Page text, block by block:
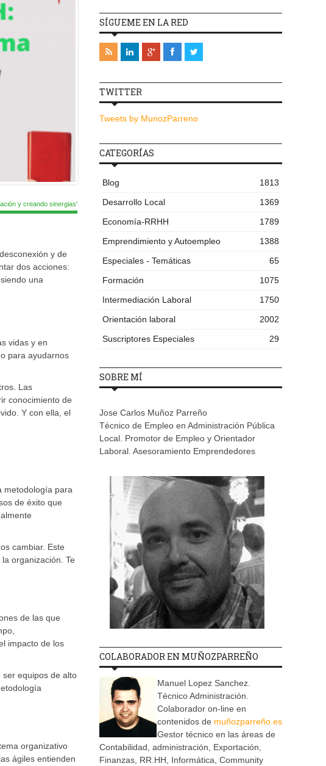
y creando sinergias'
y de
dos acciones:
una
vidas y en
para ayudarnos
Las
conocimiento de
Y con ella, el
metodología para
de éxito que
cambiar. Este
organización. Te
de las que
impacto de los
ser equipos de alto
organizativo
ágiles entienden
SÍGUEME EN LA RED
TWITTER
Tweets by MunozParreno
CATEGORÍAS
Blog
1813
Desarrollo Local
1369
Economía-RRHH
1789
Emprendimiento y Autoempleo
1388
Especiales - Temáticas
65
Formación
1075
Intermediación Laboral
1750
Orientación laboral
2002
Suscriptores Especiales
29
SOBRE MÍ
Jose Carlos Muñoz Parreño
Técnico de Empleo en Administración Pública
Local. Promotor de Empleo y Orientador
Laboral. Asesoramiento Emprendedores
COLABORADOR EN MUÑOZPARREÑO
Manuel Lopez Sanchez.
Técnico Administración.
Colaborador on-line en
contenidos de muñozparreño.es
Gestor técnico en las áreas de
Contabilidad, administración, Exportación,
Finanzas, RR.HH, Informática, Community